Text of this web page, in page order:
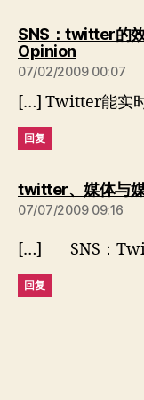
SNS：twitter的
Opinion说：
07/02/2009 00:07
[…] Twitter能实
回复
twitter、媒体与
07/07/2009 09:16
[…] SNS：
回复